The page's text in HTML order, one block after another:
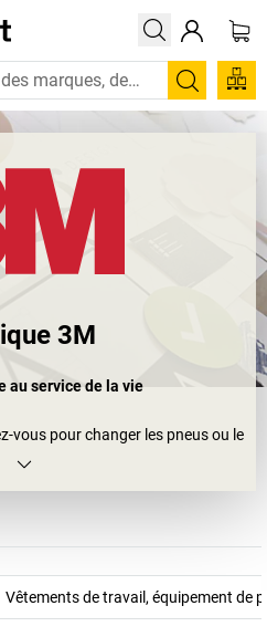
3M
au service de la vie
vous pour changer les pneus ou le
des langues. Qu'oublierions-nous
de Neil Armstrong lorsqu'il a
de produits 3M. D'une
Vêtements de travail, équipement de